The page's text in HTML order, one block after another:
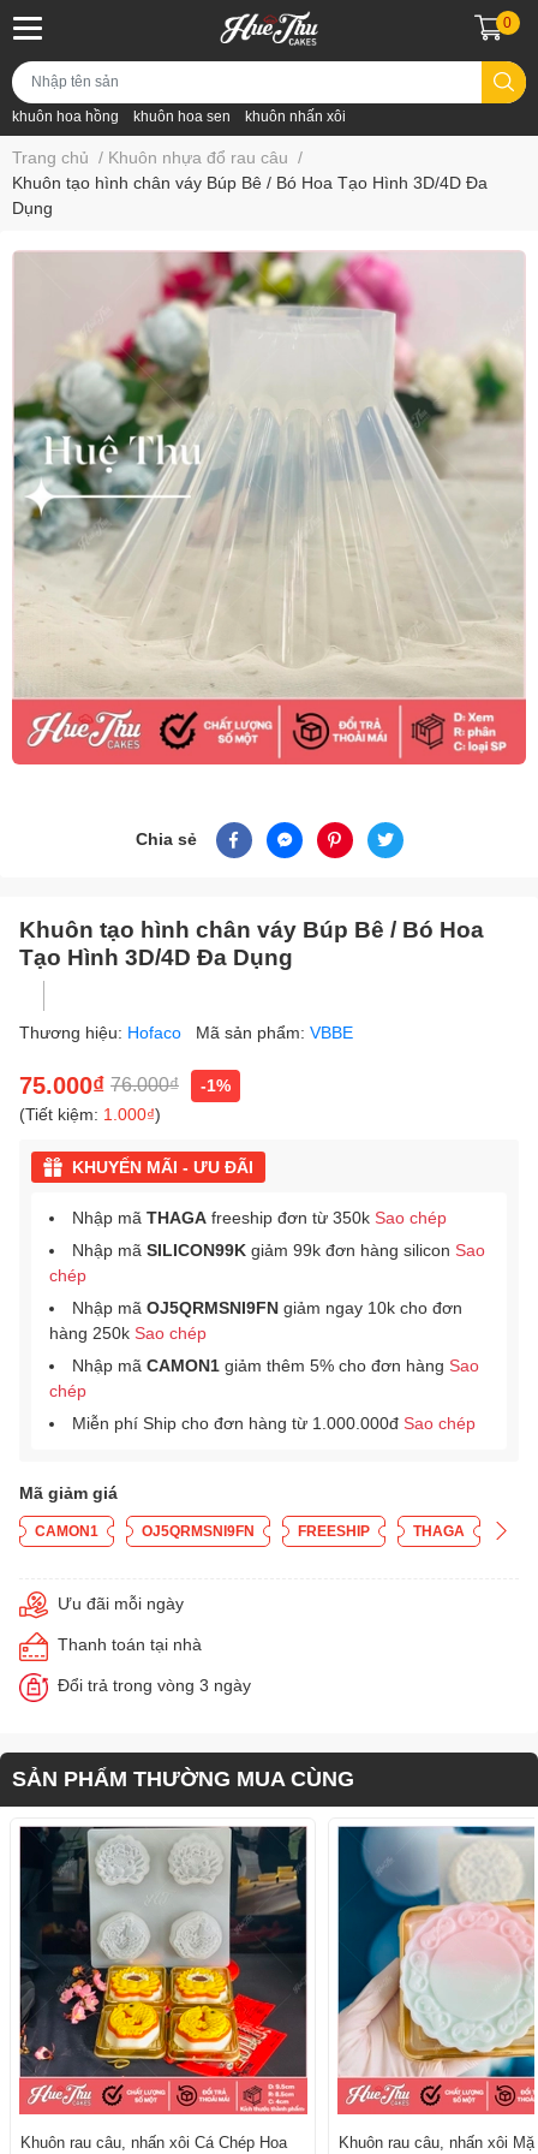
khuôn hoa hồng khuôn hoa sen khuôn nhấn xôi
0
Trang chủ / Khuôn nhựa đổ rau câu /
Khuôn tạo hình chân váy Búp Bê / Bó Hoa Tạo Hình 3D/4D Đa
Dụng
Chia sẻ
Khuôn tạo hình chân váy Búp Bê / Bó Hoa
Tạo Hình 3D/4D Đa Dụng
Thương hiệu: Hofaco Mã sản phẩm: VBBE
75.000₫ 76.000₫
-1%
(Tiết kiệm: 1.000₫)
KHUYẾN MÃI - ƯU ĐÃI
Nhập mã THAGA freeship đơn từ 350k Sao chép
Nhập mã SILICON99K giảm 99k đơn hàng silicon Sao
chép
Nhập mã OJ5QRMSNI9FN giảm ngay 10k cho đơn
hàng 250k Sao chép
Nhập mã CAMON1 giảm thêm 5% cho đơn hàng Sao
chép
Miễn phí Ship cho đơn hàng từ 1.000.000đ Sao chép
Mã giảm giá
CAMON1 OJ5QRMSNI9FN FREESHIP THAGA
Ưu đãi mỗi ngày
Thanh toán tại nhà
Đổi trả trong vòng 3 ngày
SẢN PHẨM THƯỜNG MUA CÙNG
Khuôn rau câu, nhấn xôi Cá Chép Hoa Khuôn rau câu, nhấn xôi